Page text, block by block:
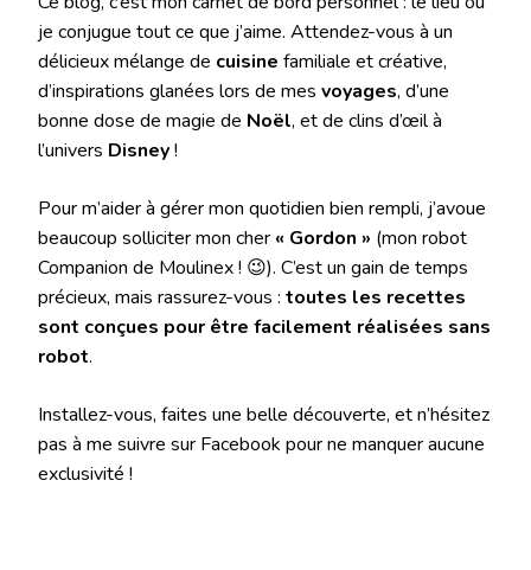
je conjugue tout ce que j’aime. Attendez-vous à un
délicieux mélange de cuisine familiale et créative,
d’inspirations glanées lors de mes voyages, d’une
bonne dose de magie de Noël, et de clins d’œil à
l’univers Disney!
Pour m’aider à gérer mon quotidien bien rempli, j’avoue
beaucoup solliciter mon cher « Gordon » (mon robot
Companion de Moulinex ! 😉). C’est un gain de temps
précieux, mais rassurez-vous : toutes les recettes
sont conçues pour être facilement réalisées sans
robot.
Installez-vous, faites une belle découverte, et n’hésitez
pas à me suivre sur Facebook pour ne manquer aucune
exclusivité !